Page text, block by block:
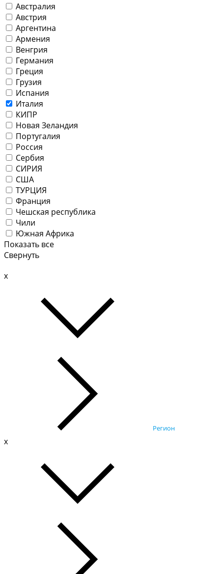
Австралия
Австрия
Аргентина
Армения
Венгрия
Германия
Греция
Грузия
Испания
Италия
КИПР
Новая Зеландия
Португалия
Россия
Сербия
СИРИЯ
США
ТУРЦИЯ
Франция
Чешская республика
Чили
Южная Африка
Показать все
Свернуть
x
Регион
x